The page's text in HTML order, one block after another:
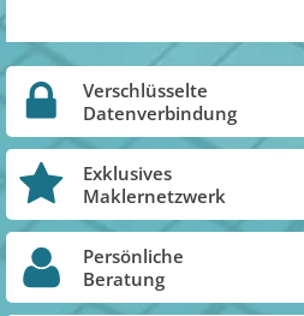
Verschlüsselte
Datenverbindung
Exklusives
Maklernetzwerk
Persönliche
Beratung